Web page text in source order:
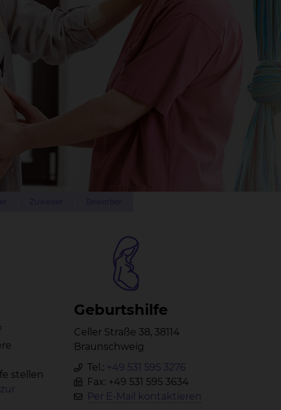
Ge­burts­hil­fe
Celler Straße 38, 38114
Braunschweig
Tel.: +49 531 595 3276
Fax: +49 531 595 3634
Per E-Mail kontaktieren
stellen